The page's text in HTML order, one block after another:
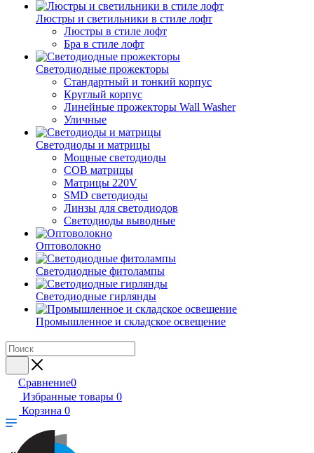
Люстры и светильники в стиле лофт
Люстры в стиле лофт
Бра в стиле лофт
Светодиодные прожекторы
Стандартный и тонкий корпус
Круглый корпус
Линейные прожекторы Wall Washer
Уличные
Светодиоды и матрицы
Мощные светодиоды
COB матрицы
Матрицы 220V
SMD светодиоды
Линзы для светодиодов
Светодиоды выводные
Оптоволокно
Светодиодные фитолампы
Светодиодные гирлянды
Промышленное и складское освещение
Сравнение0
Избранные товары 0
Корзина 0